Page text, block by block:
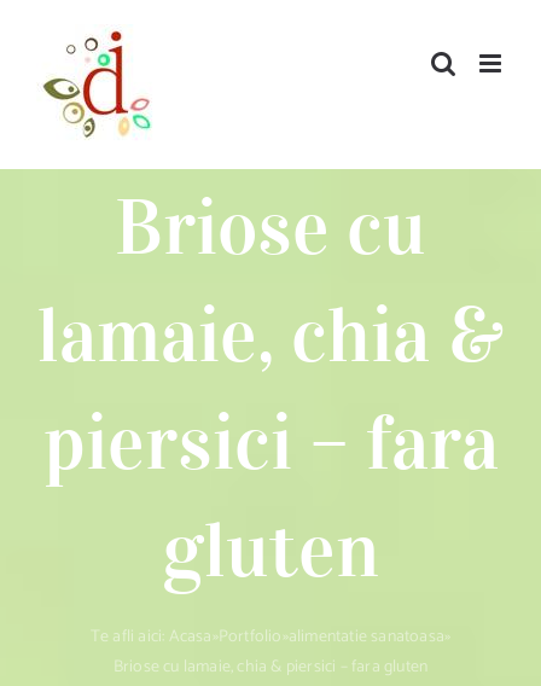
content
Briose cu
lamaie, chia &
piersici – fara
gluten
Te afli aici:Acasa»Portfolio»alimentatie sanatoasa»
Briose cu lamaie, chia & piersici – fara gluten